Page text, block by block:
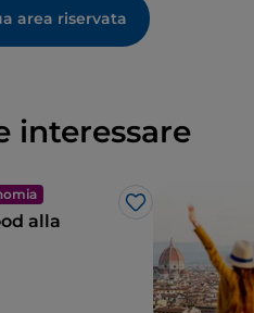
area riservata
interessare
Like
alla